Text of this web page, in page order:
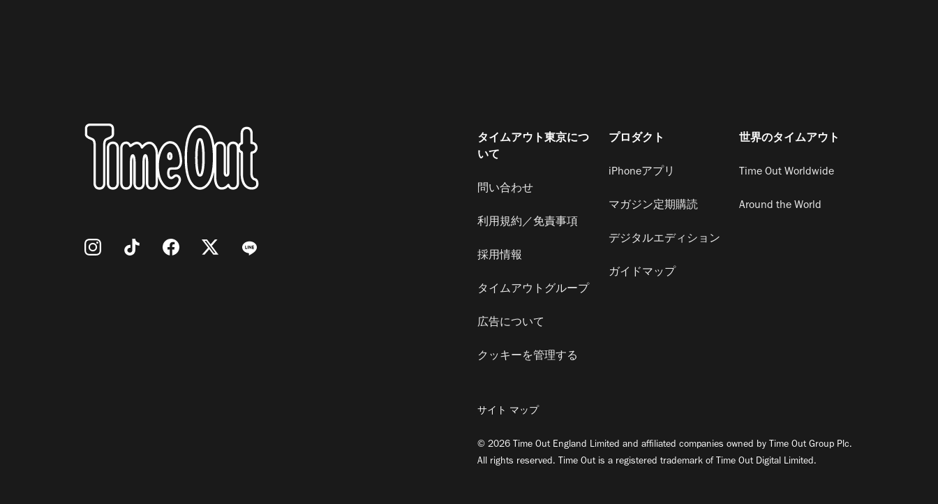
タイムアウト東京につ
いて
問い合わせ
利用規約／免責事項
採用情報
タイムアウトグループ
広告について
クッキーを管理する
プロダクト
iPhoneアプリ
マガジン定期購読
デジタルエディション
ガイドマップ
世界のタイムアウト
Time Out Worldwide
Around the World
サイト マップ
© 2026 Time Out England Limited and affiliated companies owned by Time Out Group Plc.
All rights reserved. Time Out is a registered trademark of Time Out Digital Limited.